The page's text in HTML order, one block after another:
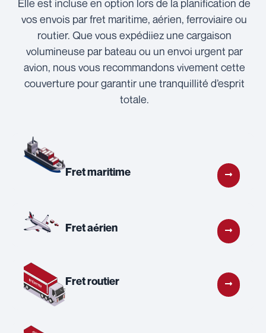
Elle est incluse en option lors de la planification de
vos envois par fret maritime, aérien, ferroviaire ou
routier. Que vous expédiiez une cargaison
volumineuse par bateau ou un envoi urgent par
avion, nous vous recommandons vivement cette
couverture pour garantir une tranquillité d’esprit
totale.
Fret maritime
Fret aérien
Fret routier